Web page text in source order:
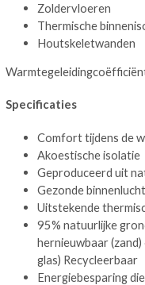
Zoldervloeren
Thermische
Houtskeletwanden
Specificaties
Comfort tijdens de
Akoestische isolatie
Geproduceerd uit
Gezonde binnenlucht
Uitstekende
95% natuurlijke
hernieuwbaar
glas) Recycleerbaar
Energiebesparing